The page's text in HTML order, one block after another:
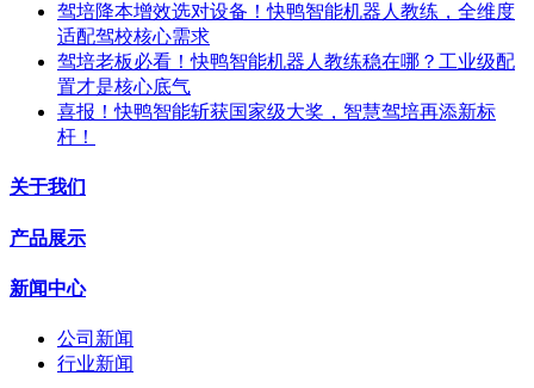
驾培降本增效选对设备！快鸭智能机器人教练，全维度
适配驾校核心需求
驾培老板必看！快鸭智能机器人教练稳在哪？工业级配
置才是核心底气
喜报！快鸭智能斩获国家级大奖，智慧驾培再添新标
杆！
关于我们
产品展示
新闻中心
公司新闻
行业新闻